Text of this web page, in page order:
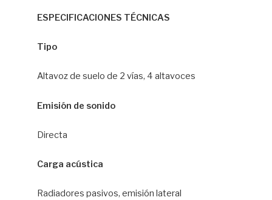
ESPECIFICACIONES TÉCNICAS
Tipo
Altavoz de suelo de 2 vías, 4 altavoces
Emisión de sonido
Directa
Carga acústica
Radiadores pasivos, emisión lateral